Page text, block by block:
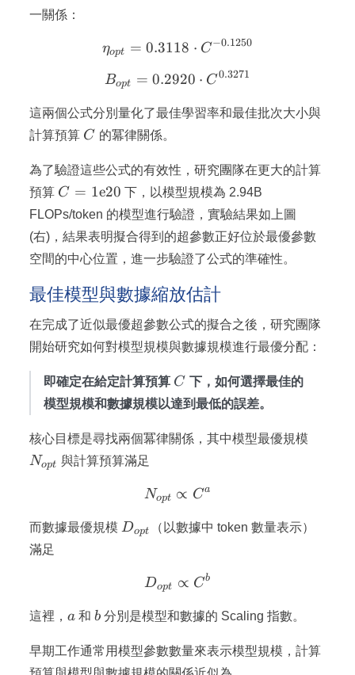
一關係：
\eta_{opt} = 0.3118
ηopt = 0.3118 ⋅ C−0.1250
B_{opt} = 0.2920 \cdot
Bopt = 0.2920 ⋅ C0.3271
這兩個公式分別量化了最佳學習率和最佳批次大小與
計算預算 C
C 的冪律關係。
為了驗證這些公式的有效性，研究團隊在更大的計算
預算 C =
1\mathrm{e}20
C = 1e20 下，以模型規模為 2.94B
FLOPs/token 的模型進行驗證，實驗結果如上圖
(右)，結果表明擬合得到的超參數正好位於最優參數
空間的中心位置，進一步驗證了公式的準確性。
最佳模型與數據縮放估計
在完成了近似最優超參數公式的擬合之後，研究團隊
開始研究如何對模型規模與數據規模進行最優分配：
即確定在給定計算預算 C
C 下，如何選擇最佳的
模型規模和數據規模以達到最低的誤差。
核心目標是尋找兩個冪律關係，其中模型最優規模
Nopt 與計算預算滿足
N_{opt} \propto C^{a}
Nopt ∝ Ca
而數據最優規模 D_{opt}
Dopt
（以數據中 token 數量表示）
滿足
D_{opt} \propto C^{b}
Dopt ∝ Cb
這裡，a
a 和b
b 分別是模型和數據的 Scaling 指數。
早期工作通常用模型參數數量來表示模型規模，計算